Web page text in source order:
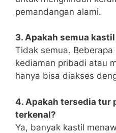
pemandangan alami.
3. Apakah semua
Tidak semua. Beberapa
kediaman pribadi atau
hanya bisa diakses
4. Apakah tersedia tur
terkenal?
Ya, banyak kastil